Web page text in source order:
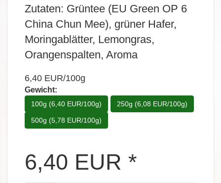
Zutaten: Grüntee (EU Green OP 6
China Chun Mee), grüner Hafer,
Moringablätter, Lemongras,
Orangenspalten, Aroma
6,40 EUR/100g
Gewicht:
100g (6,40 EUR/100g) 250g (6,08 EUR/100g)
500g (5,78 EUR/100g)
6,40 EUR *